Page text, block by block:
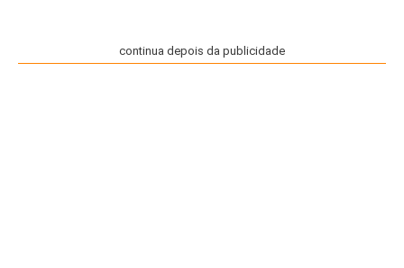
continua depois da publicidade